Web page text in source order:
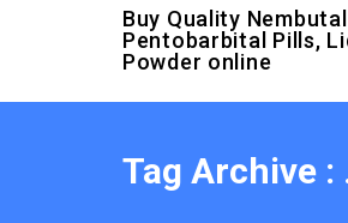
Buy Quality Nembutal
Pentobarbital Pills,
Powder online
Tag Archive